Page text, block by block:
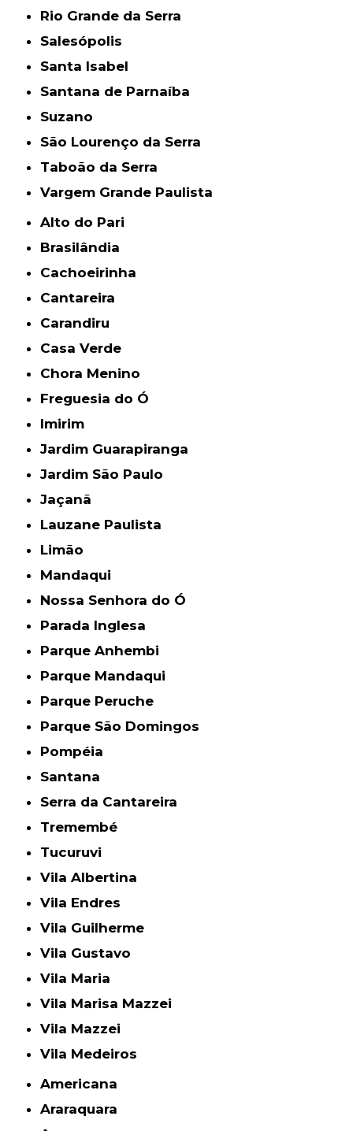
Rio Grande da Serra
Salesópolis
Santa Isabel
Santana de Parnaíba
Suzano
São Lourenço da Serra
Taboão da Serra
Vargem Grande Paulista
Alto do Pari
Brasilândia
Cachoeirinha
Cantareira
Carandiru
Casa Verde
Chora Menino
Freguesia do Ó
Imirim
Jardim Guarapiranga
Jardim São Paulo
Jaçanã
Lauzane Paulista
Limão
Mandaqui
Nossa Senhora do Ó
Parada Inglesa
Parque Anhembi
Parque Mandaqui
Parque Peruche
Parque São Domingos
Pompéia
Santana
Serra da Cantareira
Tremembé
Tucuruvi
Vila Albertina
Vila Endres
Vila Guilherme
Vila Gustavo
Vila Maria
Vila Marisa Mazzei
Vila Mazzei
Vila Medeiros
Americana
Araraquara